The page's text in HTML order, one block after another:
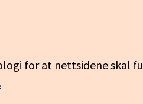
for at nettsidene skal